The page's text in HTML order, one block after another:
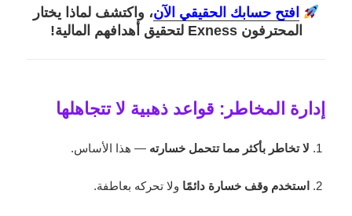
افتح حسابك الحقيقي الآن، واكتشف لماذا يختار
المحترفون Exness لتحقيق أهدافهم المالية!
إدارة المخاطر: قواعد ذهبية لا تتجاهلها
لا تخاطر بأكثر مما تتحمل خسارته — هذا الأساس.
استخدم وقف خسارة دائمًا ولا تحركه بعاطفة.